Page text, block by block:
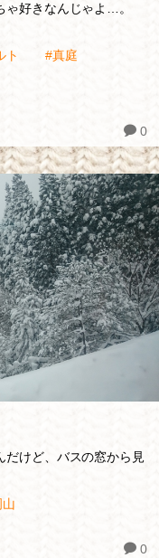
ゃ好きなんじゃよ…。
ト #真庭
0
だけど、バスの窓から見
0